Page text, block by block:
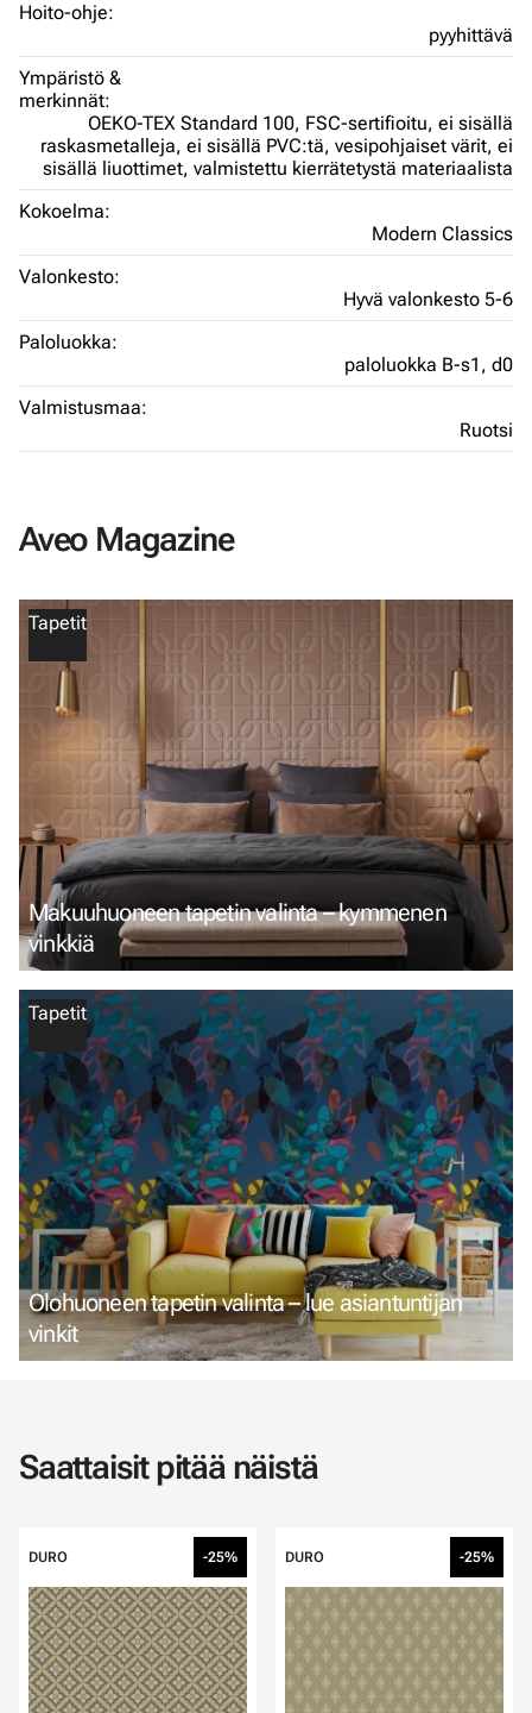
Hoito-ohje:
pyyhittävä
Ympäristö &
merkinnät:
OEKO-TEX Standard 100, FSC-sertifioitu, ei sisällä
raskasmetalleja, ei sisällä PVC:tä, vesipohjaiset värit, ei
sisällä liuottimet, valmistettu kierrätetystä materiaalista
Kokoelma:
Modern Classics
Valonkesto:
Hyvä valonkesto 5-6
Paloluokka:
paloluokka B-s1, d0
Valmistusmaa:
Ruotsi
Aveo Magazine
Tapetit
Makuuhuoneen tapetin valinta – kymmenen
vinkkiä
Tapetit
Olohuoneen tapetin valinta – lue asiantuntijan
vinkit
Saattaisit pitää näistä
DURO -25% DURO -25%